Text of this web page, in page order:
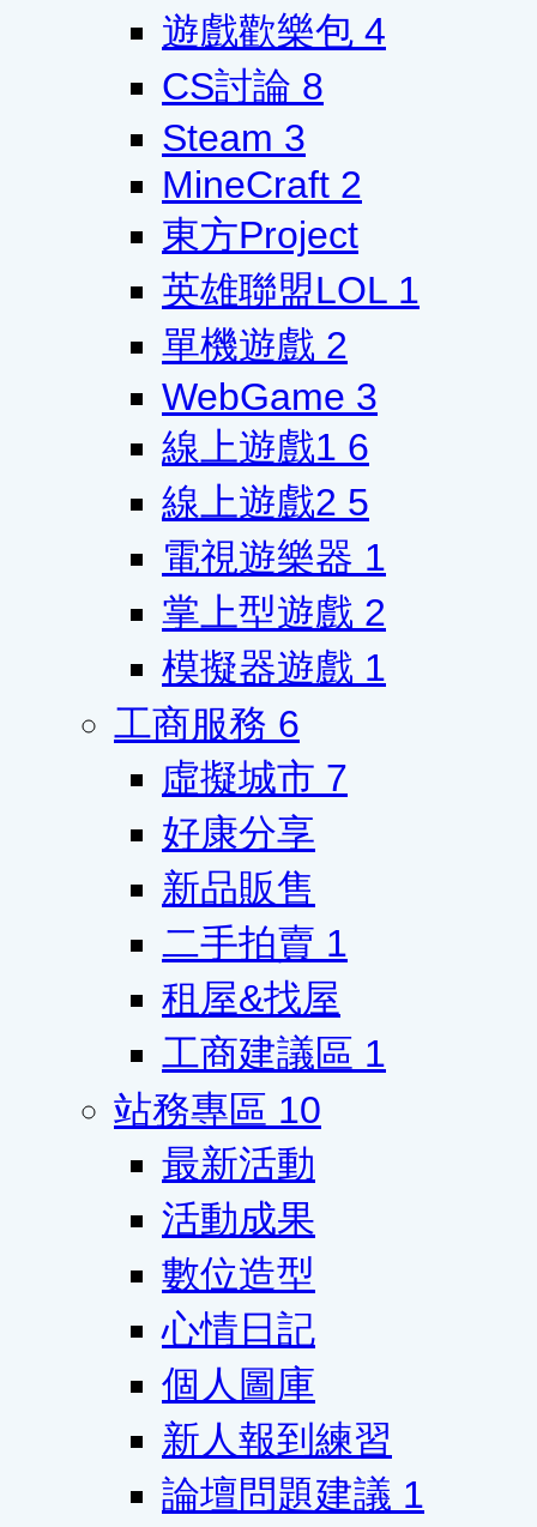
遊戲歡樂包 4
CS討論 8
Steam 3
MineCraft 2
東方Project
英雄聯盟LOL 1
單機遊戲 2
WebGame 3
線上遊戲1 6
線上遊戲2 5
電視遊樂器 1
掌上型遊戲 2
模擬器遊戲 1
工商服務 6
虛擬城市 7
好康分享
新品販售
二手拍賣 1
租屋&找屋
工商建議區 1
站務專區 10
最新活動
活動成果
數位造型
心情日記
個人圖庫
新人報到練習
論壇問題建議 1